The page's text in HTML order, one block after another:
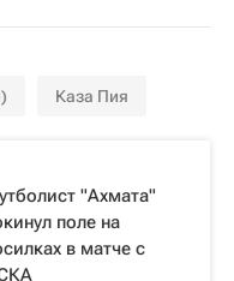
Каза Пия
"Ахмата"
поле на
в матче с